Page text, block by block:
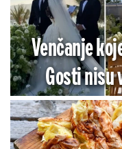
Venčanje
Gosti nisu